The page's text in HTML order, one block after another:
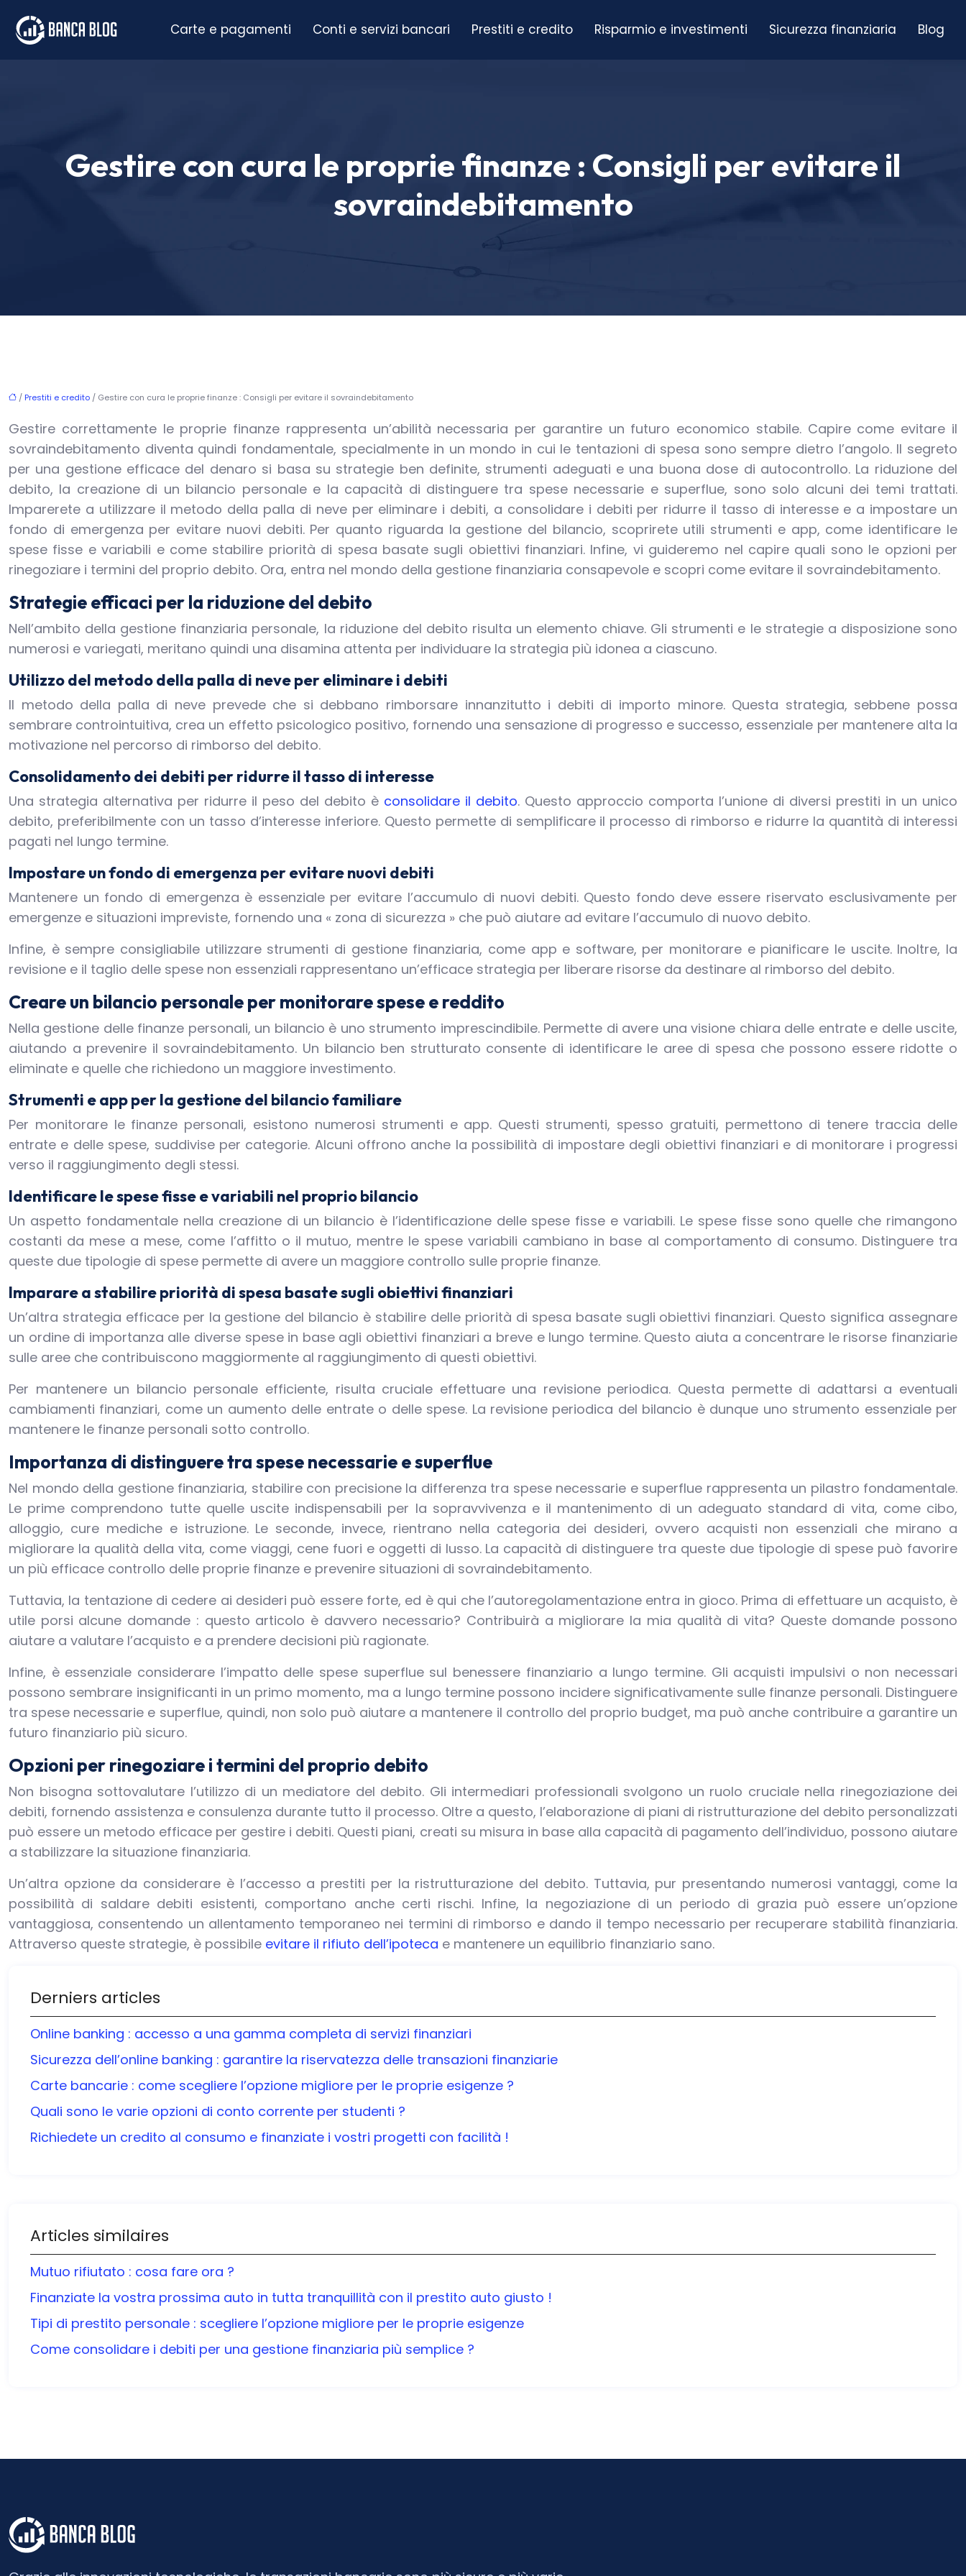
Carte e pagamenti Conti e servizi bancari Prestiti e credito Risparmio e investimenti Sicurezza finanziaria Blog
Gestire con cura le proprie finanze : Consigli per evitare il
sovraindebitamento
/ Prestiti e credito / Gestire con cura le proprie finanze : Consigli per evitare il sovraindebitamento
Gestire correttamente le proprie finanze rappresenta un’abilità necessaria per garantire un futuro economico stabile. Capire come evitare il
sovraindebitamento diventa quindi fondamentale, specialmente in un mondo in cui le tentazioni di spesa sono sempre dietro l’angolo. Il segreto
per una gestione efficace del denaro si basa su strategie ben definite, strumenti adeguati e una buona dose di autocontrollo. La riduzione del
debito, la creazione di un bilancio personale e la capacità di distinguere tra spese necessarie e superflue, sono solo alcuni dei temi trattati.
Imparerete a utilizzare il metodo della palla di neve per eliminare i debiti, a consolidare i debiti per ridurre il tasso di interesse e a impostare un
fondo di emergenza per evitare nuovi debiti. Per quanto riguarda la gestione del bilancio, scoprirete utili strumenti e app, come identificare le
spese fisse e variabili e come stabilire priorità di spesa basate sugli obiettivi finanziari. Infine, vi guideremo nel capire quali sono le opzioni per
rinegoziare i termini del proprio debito. Ora, entra nel mondo della gestione finanziaria consapevole e scopri come evitare il sovraindebitamento.
Strategie efficaci per la riduzione del debito
Nell’ambito della gestione finanziaria personale, la riduzione del debito risulta un elemento chiave. Gli strumenti e le strategie a disposizione sono
numerosi e variegati, meritano quindi una disamina attenta per individuare la strategia più idonea a ciascuno.
Utilizzo del metodo della palla di neve per eliminare i debiti
Il metodo della palla di neve prevede che si debbano rimborsare innanzitutto i debiti di importo minore. Questa strategia, sebbene possa
sembrare controintuitiva, crea un effetto psicologico positivo, fornendo una sensazione di progresso e successo, essenziale per mantenere alta la
motivazione nel percorso di rimborso del debito.
Consolidamento dei debiti per ridurre il tasso di interesse
Una strategia alternativa per ridurre il peso del debito è consolidare il debito. Questo approccio comporta l’unione di diversi prestiti in un unico
debito, preferibilmente con un tasso d’interesse inferiore. Questo permette di semplificare il processo di rimborso e ridurre la quantità di interessi
pagati nel lungo termine.
Impostare un fondo di emergenza per evitare nuovi debiti
Mantenere un fondo di emergenza è essenziale per evitare l’accumulo di nuovi debiti. Questo fondo deve essere riservato esclusivamente per
emergenze e situazioni impreviste, fornendo una « zona di sicurezza » che può aiutare ad evitare l’accumulo di nuovo debito.
Infine, è sempre consigliabile utilizzare strumenti di gestione finanziaria, come app e software, per monitorare e pianificare le uscite. Inoltre, la
revisione e il taglio delle spese non essenziali rappresentano un’efficace strategia per liberare risorse da destinare al rimborso del debito.
Creare un bilancio personale per monitorare spese e reddito
Nella gestione delle finanze personali, un bilancio è uno strumento imprescindibile. Permette di avere una visione chiara delle entrate e delle uscite,
aiutando a prevenire il sovraindebitamento. Un bilancio ben strutturato consente di identificare le aree di spesa che possono essere ridotte o
eliminate e quelle che richiedono un maggiore investimento.
Strumenti e app per la gestione del bilancio familiare
Per monitorare le finanze personali, esistono numerosi strumenti e app. Questi strumenti, spesso gratuiti, permettono di tenere traccia delle
entrate e delle spese, suddivise per categorie. Alcuni offrono anche la possibilità di impostare degli obiettivi finanziari e di monitorare i progressi
verso il raggiungimento degli stessi.
Identificare le spese fisse e variabili nel proprio bilancio
Un aspetto fondamentale nella creazione di un bilancio è l’identificazione delle spese fisse e variabili. Le spese fisse sono quelle che rimangono
costanti da mese a mese, come l’affitto o il mutuo, mentre le spese variabili cambiano in base al comportamento di consumo. Distinguere tra
queste due tipologie di spese permette di avere un maggiore controllo sulle proprie finanze.
Imparare a stabilire priorità di spesa basate sugli obiettivi finanziari
Un’altra strategia efficace per la gestione del bilancio è stabilire delle priorità di spesa basate sugli obiettivi finanziari. Questo significa assegnare
un ordine di importanza alle diverse spese in base agli obiettivi finanziari a breve e lungo termine. Questo aiuta a concentrare le risorse finanziarie
sulle aree che contribuiscono maggiormente al raggiungimento di questi obiettivi.
Per mantenere un bilancio personale efficiente, risulta cruciale effettuare una revisione periodica. Questa permette di adattarsi a eventuali
cambiamenti finanziari, come un aumento delle entrate o delle spese. La revisione periodica del bilancio è dunque uno strumento essenziale per
mantenere le finanze personali sotto controllo.
Importanza di distinguere tra spese necessarie e superflue
Nel mondo della gestione finanziaria, stabilire con precisione la differenza tra spese necessarie e superflue rappresenta un pilastro fondamentale.
Le prime comprendono tutte quelle uscite indispensabili per la sopravvivenza e il mantenimento di un adeguato standard di vita, come cibo,
alloggio, cure mediche e istruzione. Le seconde, invece, rientrano nella categoria dei desideri, ovvero acquisti non essenziali che mirano a
migliorare la qualità della vita, come viaggi, cene fuori e oggetti di lusso. La capacità di distinguere tra queste due tipologie di spese può favorire
un più efficace controllo delle proprie finanze e prevenire situazioni di sovraindebitamento.
Tuttavia, la tentazione di cedere ai desideri può essere forte, ed è qui che l’autoregolamentazione entra in gioco. Prima di effettuare un acquisto, è
utile porsi alcune domande : questo articolo è davvero necessario? Contribuirà a migliorare la mia qualità di vita? Queste domande possono
aiutare a valutare l’acquisto e a prendere decisioni più ragionate.
Infine, è essenziale considerare l’impatto delle spese superflue sul benessere finanziario a lungo termine. Gli acquisti impulsivi o non necessari
possono sembrare insignificanti in un primo momento, ma a lungo termine possono incidere significativamente sulle finanze personali. Distinguere
tra spese necessarie e superflue, quindi, non solo può aiutare a mantenere il controllo del proprio budget, ma può anche contribuire a garantire un
futuro finanziario più sicuro.
Opzioni per rinegoziare i termini del proprio debito
Non bisogna sottovalutare l’utilizzo di un mediatore del debito. Gli intermediari professionali svolgono un ruolo cruciale nella rinegoziazione dei
debiti, fornendo assistenza e consulenza durante tutto il processo. Oltre a questo, l’elaborazione di piani di ristrutturazione del debito personalizzati
può essere un metodo efficace per gestire i debiti. Questi piani, creati su misura in base alla capacità di pagamento dell’individuo, possono aiutare
a stabilizzare la situazione finanziaria.
Un’altra opzione da considerare è l’accesso a prestiti per la ristrutturazione del debito. Tuttavia, pur presentando numerosi vantaggi, come la
possibilità di saldare debiti esistenti, comportano anche certi rischi. Infine, la negoziazione di un periodo di grazia può essere un’opzione
vantaggiosa, consentendo un allentamento temporaneo nei termini di rimborso e dando il tempo necessario per recuperare stabilità finanziaria.
Attraverso queste strategie, è possibile evitare il rifiuto dell’ipoteca e mantenere un equilibrio finanziario sano.
Derniers articles
Online banking : accesso a una gamma completa di servizi finanziari
Sicurezza dell’online banking : garantire la riservatezza delle transazioni finanziarie
Carte bancarie : come scegliere l’opzione migliore per le proprie esigenze ?
Quali sono le varie opzioni di conto corrente per studenti ?
Richiedete un credito al consumo e finanziate i vostri progetti con facilità !
Articles similaires
Mutuo rifiutato : cosa fare ora ?
Finanziate la vostra prossima auto in tutta tranquillità con il prestito auto giusto !
Tipi di prestito personale : scegliere l’opzione migliore per le proprie esigenze
Come consolidare i debiti per una gestione finanziaria più semplice ?